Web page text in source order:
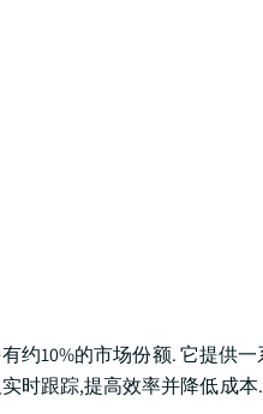
约10%的市场份额. 它提供
时跟踪,提高效率并降低成